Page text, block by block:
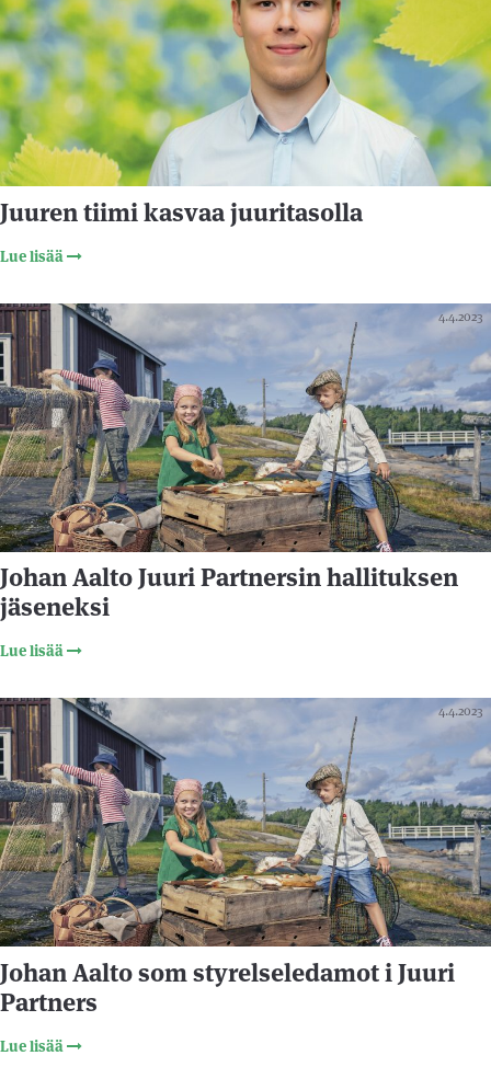
Juuren tiimi kasvaa juuritasolla
Lue lisää
4.4.2023
Johan Aalto Juuri Partnersin hallituksen
jäseneksi
Lue lisää
4.4.2023
Johan Aalto som styrelseledamot i Juuri
Partners
Lue lisää